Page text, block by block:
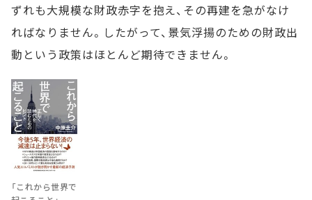
ずれも大規模な財政赤字を抱え、その再建を急がなけ
ればなりません。したがって、景気浮揚のための財政出
動という政策はほとんど期待できません。
「これから世界で